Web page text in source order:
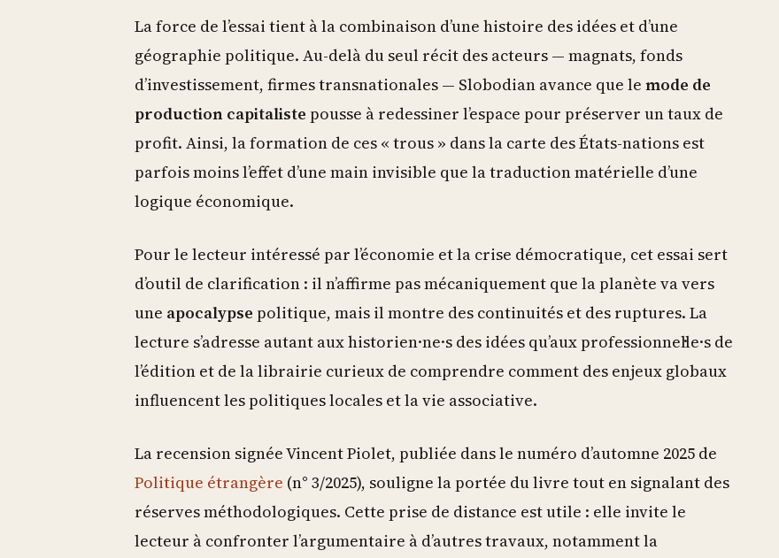
La force de l’essai tient à la combinaison d’une histoire des idées et d’une
géographie politique. Au-delà du seul récit des acteurs — magnats, fonds
d’investissement, firmes transnationales — Slobodian avance que le mode de
production capitaliste pousse à redessiner l’espace pour préserver un taux de
profit. Ainsi, la formation de ces « trous » dans la carte des États-nations est
parfois moins l’effet d’une main invisible que la traduction matérielle d’une
logique économique.
Pour le lecteur intéressé par l’économie et la crise démocratique, cet essai sert
d’outil de clarification : il n’affirme pas mécaniquement que la planète va vers
une apocalypse politique, mais il montre des continuités et des ruptures. La
lecture s’adresse autant aux historien·ne·s des idées qu’aux professionnel·le·s de
l’édition et de la librairie curieux de comprendre comment des enjeux globaux
influencent les politiques locales et la vie associative.
La recension signée Vincent Piolet, publiée dans le numéro d’automne 2025 de
Politique étrangère (n° 3/2025), souligne la portée du livre tout en signalant des
réserves méthodologiques. Cette prise de distance est utile : elle invite le
lecteur à confronter l’argumentaire à d’autres travaux, notamment la